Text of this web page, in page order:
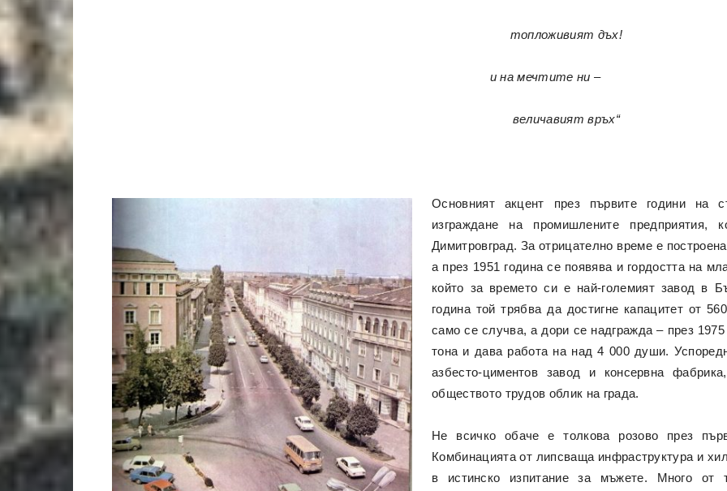
топложивият дъх!
и на мечтите ни –
величавият връх“
Основният акцент през първите години на
изграждане на промишлените
Димитровград. За отрицателно време е
а през 1951 година се появява и гордостта на
който за времето си е най-големият завод в
година той трябва да достигне капацитет от
само се случва, а дори се надгражда – през
тона и дава работа на над 4 000 души.
азбесто-циментов завод и консервна
обществото трудов облик на града.
Не всичко обаче е толкова розово през
Комбинацията от липсваща инфраструктура и
в истинско изпитание за мъжете. Много